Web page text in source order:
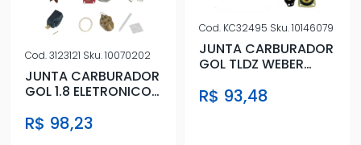
Cod.3123121 Sku.10070202
JUNTA CARBURADOR
GOL 1.8 ELETRONICO
R$ 98,23
Cod. KC32495 Sku.10146079
JUNTA CARBURADOR
GOL TLDZ WEBER
R$ 93,48